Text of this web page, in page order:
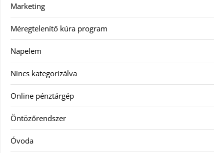
Marketing
Méregtelenítő kúra program
Napelem
Nincs kategorizálva
Online pénztárgép
Öntözőrendszer
Óvoda